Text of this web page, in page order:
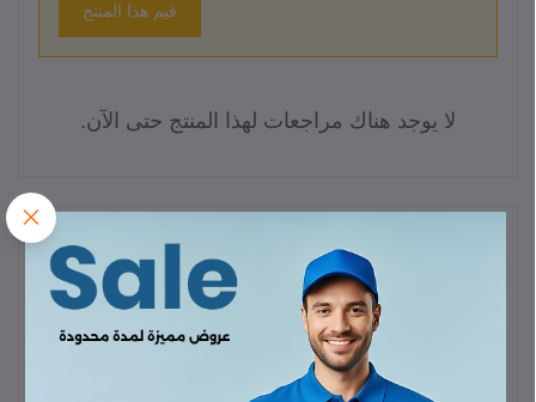
قيم هذا المنتج
لا يوجد هناك مراجعات لهذا المنتج حتى الآن.
التفاصيل